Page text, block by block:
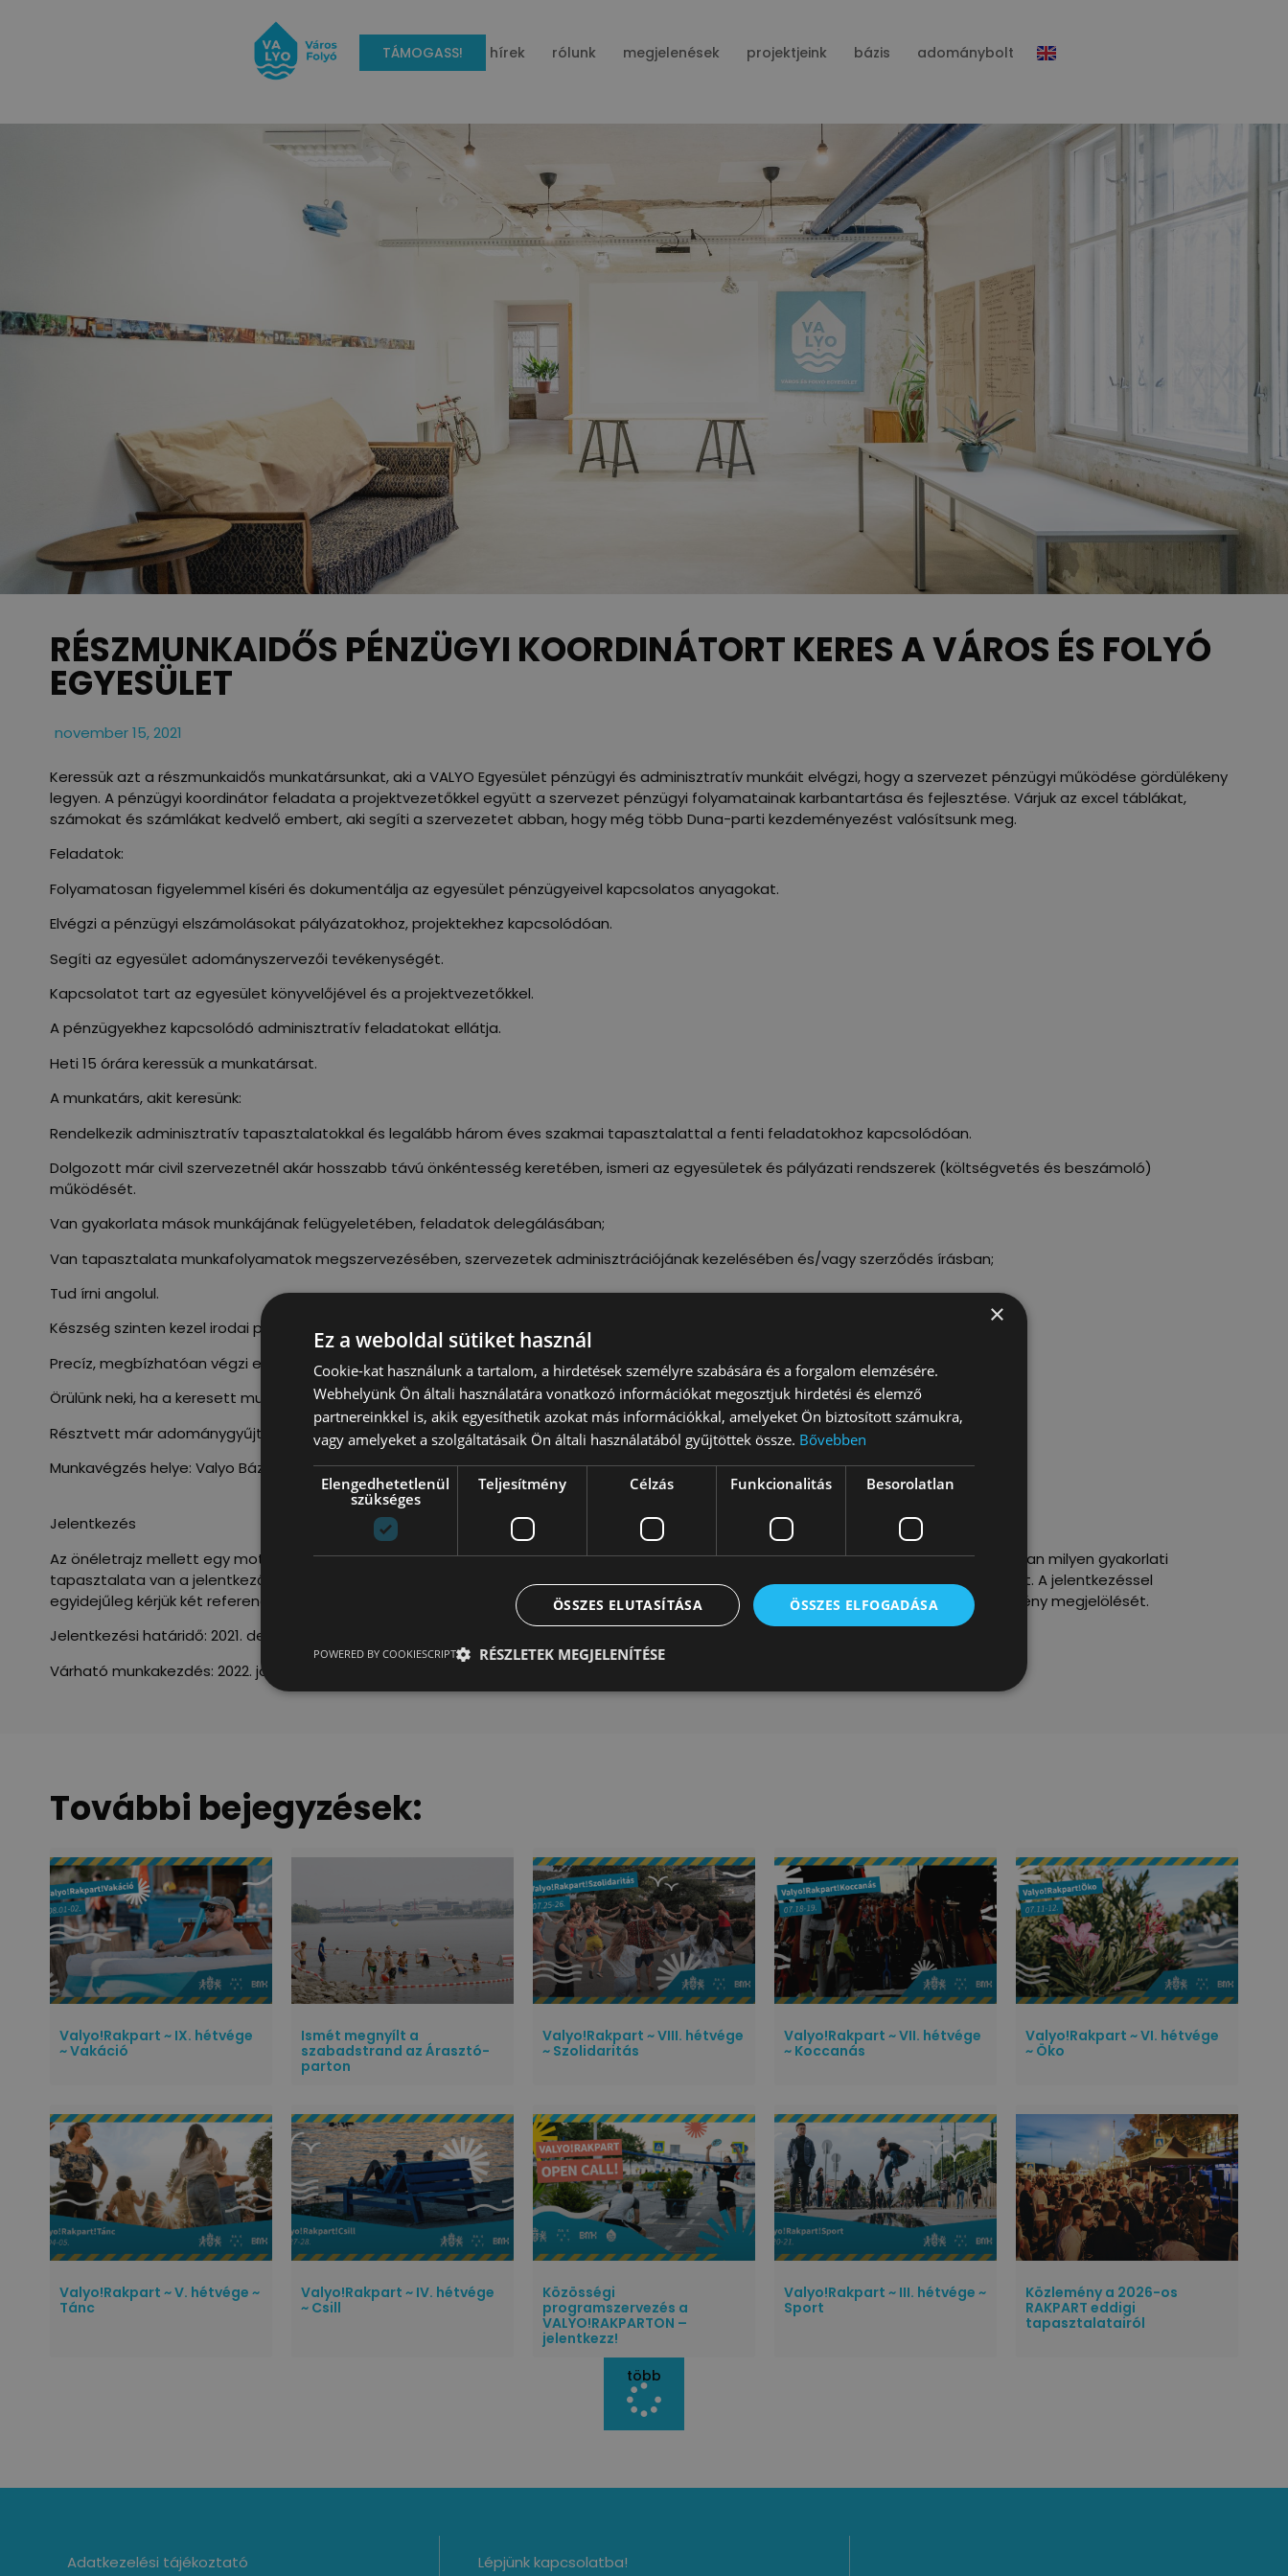
TÁMOGASS! hírek rólunk megjelenések projektjeink bázis adománybolt
RÉSZMUNKAIDŐS PÉNZÜGYI KOORDINÁTORT KERES A VÁROS ÉS FOLYÓ
EGYESÜLET
november 15, 2021
Keressük azt a részmunkaidős munkatársunkat, aki a VALYO Egyesület pénzügyi és adminisztratív munkáit elvégzi, hogy a szervezet pénzügyi működése gördülékeny
legyen. A pénzügyi koordinátor feladata a projektvezetőkkel együtt a szervezet pénzügyi folyamatainak karbantartása és fejlesztése. Várjuk az excel táblákat,
számokat és számlákat kedvelő embert, aki segíti a szervezetet abban, hogy még több Duna-parti kezdeményezést valósítsunk meg.
Feladatok:
Folyamatosan figyelemmel kíséri és dokumentálja az egyesület pénzügyeivel kapcsolatos anyagokat.
Elvégzi a pénzügyi elszámolásokat pályázatokhoz, projektekhez kapcsolódóan.
Segíti az egyesület adományszervezői tevékenységét.
Kapcsolatot tart az egyesület könyvelőjével és a projektvezetőkkel.
A pénzügyekhez kapcsolódó adminisztratív feladatokat ellátja.
Heti 15 órára keressük a munkatársat.
A munkatárs, akit keresünk:
Rendelkezik adminisztratív tapasztalatokkal és legalább három éves szakmai tapasztalattal a fenti feladatokhoz kapcsolódóan.
Dolgozott már civil szervezetnél akár hosszabb távú önkéntesség keretében, ismeri az egyesületek és pályázati rendszerek (költségvetés és beszámoló)
működését.
Van gyakorlata mások munkájának felügyeletében, feladatok delegálásában;
Van tapasztalata munkafolyamatok megszervezésében, szervezetek adminisztrációjának kezelésében és/vagy szerződés írásban;
Tud írni angolul.
Készség szinten kezel irodai programokat (Gmail, PDF, Microsoft Word, Excel és Power Point, Zoom);
Precíz, megbízhatóan végzi el a megállapodott feladatokat;
Örülünk neki, ha a keresett munkatárs:
Résztvett már adománygyűjtő kampányban.
Munkavégzés helye: Valyo Bázis, Budapest, Kosztolányi Dezső tér 7./online
Jelentkezés
Az önéletrajz mellett egy motivációs levelet várunk az info@valyo.hu címre. A motivációs levélből azt szeretnénk megtudni, hogy konkrétan milyen gyakorlati
tapasztalata van a jelentkezőnek, illetve miként tudja alátámasztani a leírt tulajdonságok meglétét, elkötelezettségét az értékeink iránt. A jelentkezéssel
egyidejűleg kérjük két referencia személy (név, munkahely és pozíció, a jelentkezővel való kapcsolat, telefonszám, email) és a fizetési igény megjelölését.
Jelentkezési határidő: 2021. december 6.
Várható munkakezdés: 2022. január
További bejegyzések:
Valyo!Rakpart ~ IX. hétvége
~ Vakáció
Ismét megnyílt a
szabadstrand az Árasztó-
parton
Valyo!Rakpart ~ VIII. hétvége
~ Szolidaritás
Valyo!Rakpart ~ VII. hétvége
~ Koccanás
Valyo!Rakpart ~ VI. hétvége
~ Öko
Valyo!Rakpart ~ V. hétvége ~
Tánc
Valyo!Rakpart ~ IV. hétvége
~ Csill
Közösségi
programszervezés a
VALYO!RAKPARTON –
jelentkezz!
Valyo!Rakpart ~ III. hétvége ~
Sport
Közlemény a 2026-os
RAKPART eddigi
tapasztalatairól
több
Adatkezelési tájékoztató Lépjünk kapcsolatba!
×
Ez a weboldal sütiket használ
Cookie-kat használunk a tartalom, a hirdetések személyre szabására és a forgalom elemzésére.
Webhelyünk Ön általi használatára vonatkozó információkat megosztjuk hirdetési és elemző
partnereinkkel is, akik egyesíthetik azokat más információkkal, amelyeket Ön biztosított számukra,
vagy amelyeket a szolgáltatásaik Ön általi használatából gyűjtöttek össze. Bővebben
Elengedhetetlenül
szükséges
Teljesítmény Célzás Funkcionalitás Besorolatlan
ÖSSZES ELFOGADÁSA
ÖSSZES ELUTASÍTÁSA
RÉSZLETEK MEGJELENÍTÉSE
POWERED BY COOKIESCRIPT